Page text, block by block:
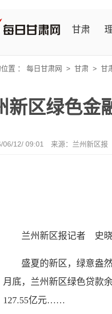
甘肃
置 ： 每日甘肃网 > 甘肃 > 甘
新区绿色金
06/12/ 09:01 来源：兰州新区报
兰州新区报记者 史
盛夏的新区，绿意盎然
月底，兰州新区绿色贷款
127.55亿元……